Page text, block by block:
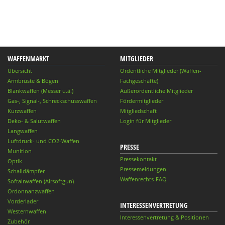
WAFFENMARKT
Übersicht
Armbrüste & Bögen
Blankwaffen (Messer u.ä.)
Gas-, Signal-, Schreckschusswaffen
Kurzwaffen
Deko- & Salutwaffen
Langwaffen
Luftdruck- und CO2-Waffen
Munition
Optik
Schalldämpfer
Softairwaffen (Airsoftgun)
Ordonnanzwaffen
Vorderlader
Westernwaffen
Zubehör
MITGLIEDER
Ordentliche Mitglieder (Waffen-
Fachgeschäfte)
Außerordentliche Mitglieder
Fördermitglieder
Mitgliedschaft
Login für Mitglieder
PRESSE
Pressekontakt
Pressemeldungen
Waffenrechts-FAQ
INTERESSENVERTRETUNG
Interessenvertretung & Positionen